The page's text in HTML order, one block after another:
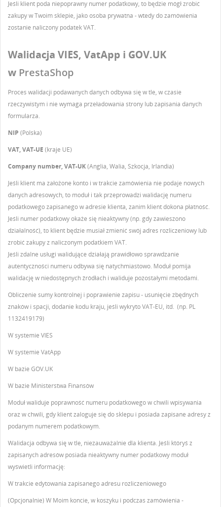
Jeśli klient poda niepoprawny numer podatkowy, to będzie mógł zrobić
zakupy w Twoim sklepie, jako osoba prywatna - wtedy do zamówienia
zostanie naliczony podatek VAT.
Walidacja VIES, VatApp i GOV.UK
w PrestaShop
Proces walidacji podawanych danych odbywa się w tle, w czasie
rzeczywistym i nie wymaga przeładowania strony lub zapisania danych
formularza.
NIP (Polska)
VAT, VAT-UE (kraje UE)
Company number, VAT-UK(Anglia, Walia, Szkocja, Irlandia)
Jeśli klient ma założone konto i w trakcie zamówienia nie podaje nowych
danych adresowych, to moduł i tak przeprowadzi walidację numeru
podatkowego zapisanego w adresie klienta, zanim klient dokona płatność.
Jeśli numer podatkowy okaże się nieaktywny (np. gdy zawieszono
działalność), to klient będzie musiał zmienić swój adres rozliczeniowy lub
zrobić zakupy z naliczonym podatkiem VAT.
Jeśli zdalne usługi walidujące działają prawidłowo sprawdzanie
autentyczności numeru odbywa się natychmiastowo. Moduł pomija
walidację w niedostępnych źródłach i waliduje pozostałymi metodami.
Obliczenie sumy kontrolnej i poprawienie zapisu - usunięcie zbędnych
znaków i spacji, dodanie kodu kraju, jeśli wykryto VAT-EU, itd. (np. PL
1132419179)
W systemie VIES
W systemie VatApp
W bazie GOV.UK
W bazie Ministerstwa Finansów
Moduł waliduje poprawność numeru podatkowego w chwili wpisywania
oraz w chwili, gdy klient zaloguje się do sklepu i posiada zapisane adresy z
podanym numerem podatkowym.
Walidacja odbywa się w tle, niezauważalnie dla klienta. Jeśli któryś z
zapisanych adresów posiada nieaktywny numer podatkowy moduł
wyświetli informację:
W trakcie edytowania zapisanego adresu rozliczeniowego
(Opcjonalnie) W Moim koncie, w koszyku i podczas zamówienia -
DODAJ DO LISTY ŻYCZEŃ
NAZWA LISTY ŻYCZEŃ
Musisz być zalogowany by zapisać produkty na swojej
liście życzeń.
Anuluj Zaloguj się